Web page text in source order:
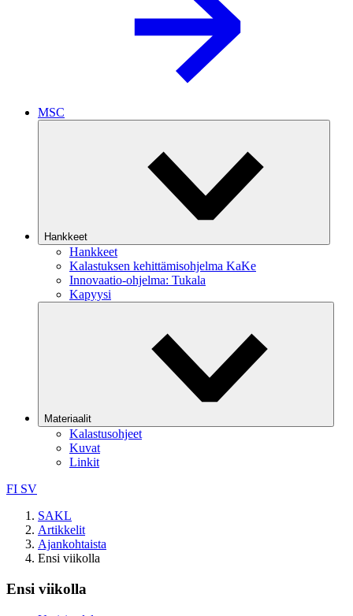
MSC
Hankkeet
Hankkeet
Kalastuksen kehittämisohjelma KaKe
Innovaatio-ohjelma: Tukala
Kapyysi
Materiaalit
Kalastusohjeet
Kuvat
Linkit
FI SV
SAKL
Artikkelit
Ajankohtaista
Ensi viikolla
Ensi viikolla